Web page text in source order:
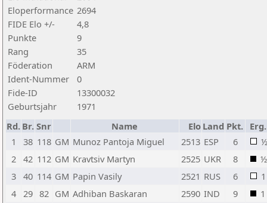
Eloperformance 2694
FIDE Elo +/-
4,8
Punkte
9
Rang
35
Föderation
ARM
Ident-Nummer
0
Fide-ID
13300032
Geburtsjahr
1971
Rd. Br. Snr Name Elo Land Pkt. Erg.
1
38 118 GM Munoz Pantoja Miguel 2513 ESP 6
½
2
42 112 GM Kravtsiv Martyn 2525 UKR 8
½
3
40 114 GM Papin Vasily 2521 RUS 6
1
4
29 82 GM Adhiban Baskaran 2590 IND 9
1